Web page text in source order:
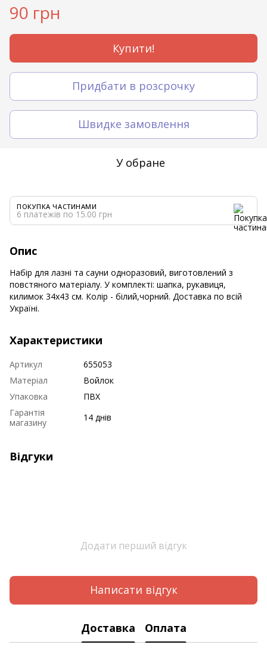
90 грн
Купити!
Придбати в розсрочку
Швидке замовлення
У обране
ПОКУПКА ЧАСТИНАМИ
6 платежів по 15.00 грн
Опис
Набір для лазні та сауни одноразовий, виготовлений з
повстяного матеріалу. У комплекті: шапка, рукавиця,
килимок 34х43 см. Колір - білий,чорний. Доставка по всій
Україні.
Характеристики
Артикул
655053
Матеріал
Войлок
Упаковка
ПВХ
Гарантія
магазину
14 днів
Відгуки
Додати перший відгук
Написати відгук
Доставка Оплата